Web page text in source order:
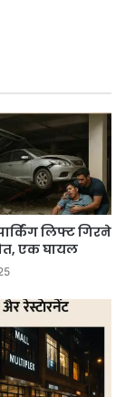
लिफ्ट गिरने
एक घायल